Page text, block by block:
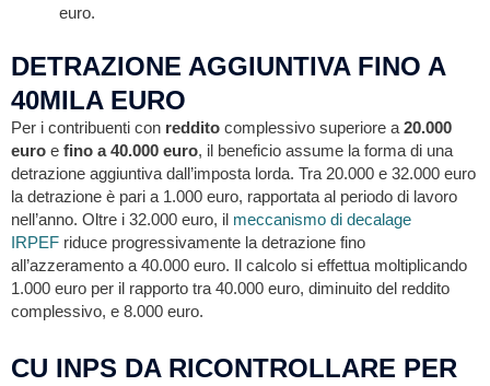
euro.
DETRAZIONE AGGIUNTIVA FINO A
40MILA EURO
Per i contribuenti con reddito complessivo superiore a 20.000
euro e fino a 40.000 euro, il beneficio assume la forma di una
detrazione aggiuntiva dall’imposta lorda. Tra 20.000 e 32.000 euro
la detrazione è pari a 1.000 euro, rapportata al periodo di lavoro
nell’anno. Oltre i 32.000 euro, il meccanismo di decalage
IRPEF riduce progressivamente la detrazione fino
all’azzeramento a 40.000 euro. Il calcolo si effettua moltiplicando
1.000 euro per il rapporto tra 40.000 euro, diminuito del reddito
complessivo, e 8.000 euro.
CU INPS DA RICONTROLLARE PER